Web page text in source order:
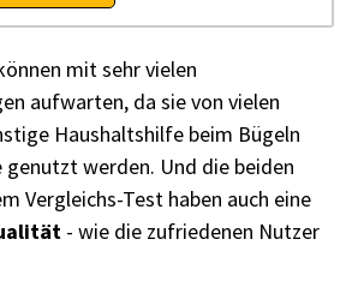
mit sehr vielen
aufwarten, da sie von vielen
Haushaltshilfe beim Bügeln
genutzt werden. Und die beiden
Vergleichs-Test haben auch eine
- wie die zufriedenen Nutzer